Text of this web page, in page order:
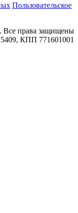
Пользовательское
права защищены
КПП 771601001